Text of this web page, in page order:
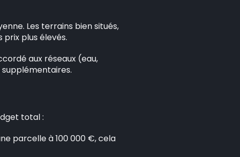
Les terrains bien situés,
plus élevés.
aux réseaux (eau,
total :
parcelle à 100 000 €, cela